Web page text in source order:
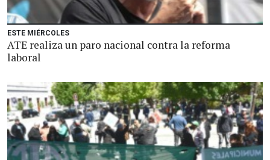
ESTE MIÉRCOLES
ATE realiza un paro nacional contra la reforma
laboral